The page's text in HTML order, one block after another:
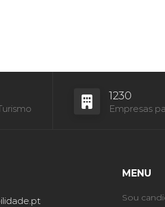
1230
Empresas
MENU
Sou